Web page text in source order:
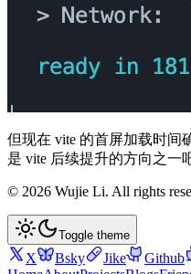
但现在 vite 的首屏加载时间
是 vite 后续提升的方向之一
© 2026 Wujie Li. All rights
Toggle theme
X Bsky Jike Github